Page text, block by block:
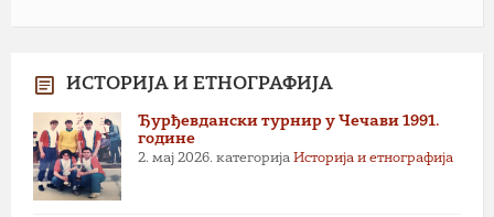
ИСТОРИЈА И ЕТНОГРАФИЈА
Ђурђевдански турнир у Чечави 1991.
године
2. мај 2026. категорија Историја и етнографија